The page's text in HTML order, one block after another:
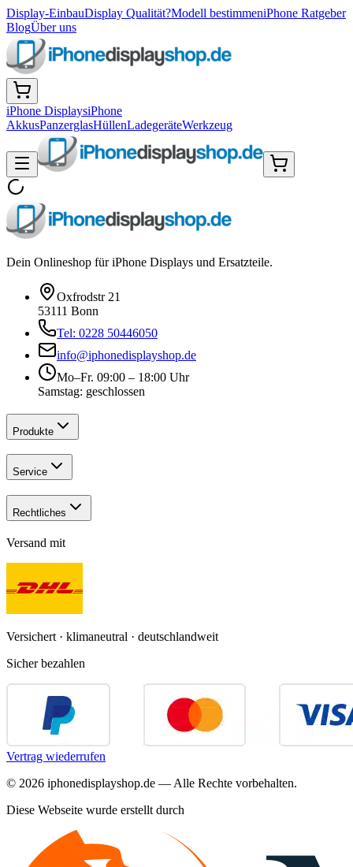
Display-EinbauDisplay Qualität?Modell bestimmeniPhone Ratgeber
BlogÜber uns
iPhone DisplaysiPhone
AkkusPanzerglasHüllenLadegeräteWerkzeug
Dein Onlineshop für iPhone Displays und Ersatzteile.
Oxfrodstr 21
53111 Bonn
Tel: 0228 50446050
info@iphonedisplayshop.de
Mo–Fr. 09:00 – 18:00 Uhr
Samstag: geschlossen
Produkte
Service
Rechtliches
Versand mit
Versichert · klimaneutral · deutschlandweit
Sicher bezahlen
Vertrag wiederrufen
© 2026 iphonedisplayshop.de — Alle Rechte vorbehalten.
Diese Webseite wurde erstellt durch